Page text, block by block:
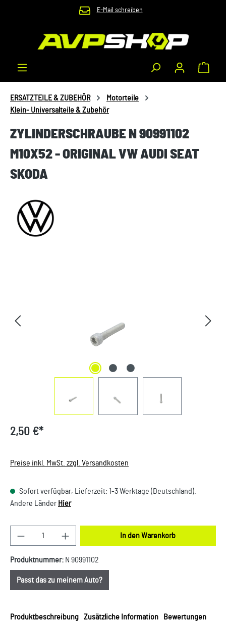
Zum Hauptinhalt springen E-Mail schreiben
ERSATZTEILE & ZUBEHÖR
Motorteile
Klein- Universalteile & Zubehör
ZYLINDERSCHRAUBE N 90991102
M10X52 - ORIGINAL VW AUDI SEAT
SKODA
2,50 €*
Preise inkl. MwSt. zzgl. Versandkosten
Sofort verfügbar, Lieferzeit: 1-3 Werktage (Deutschland).
Andere Länder Hier
Produkt Anzahl: Gib den gewünschten Wert ein
In den Warenkorb
Produktnummer: N 90991102
Passt das zu meinem Auto?
Produktbeschreibung Zusätzliche Information Bewertungen